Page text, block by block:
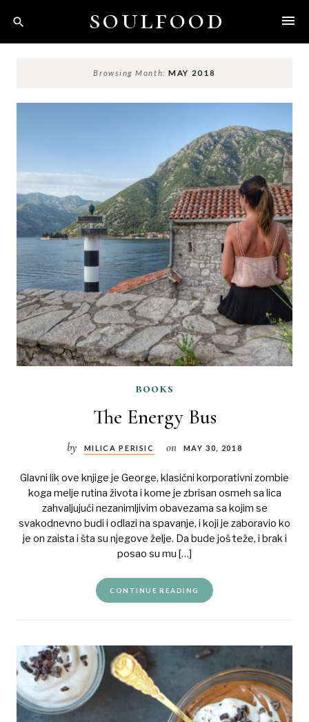
content
soulfood
Browsing Month: MAY 2018
books
The Energy Bus
by MILICA PERISIC on MAY 30, 2018
Glavni lik ove knjige je George, klasični korporativni zombie
koga melje rutina života i kome je zbrisan osmeh sa lica
zahvaljujući nezanimljivim obavezama sa kojim se
svakodnevno budi i odlazi na spavanje, i koji je zaboravio ko
je on zaista i šta su njegove želje. Da bude još teže, i brak i
posao su mu […]
CONTINUE READING